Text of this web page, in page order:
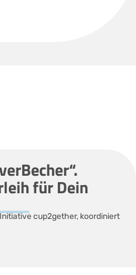
für Dein
cup2gether, koordiniert